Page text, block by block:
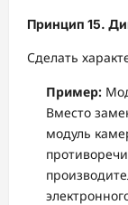
Принцип 15.
Сделать
Пример:
Вместо
модуль